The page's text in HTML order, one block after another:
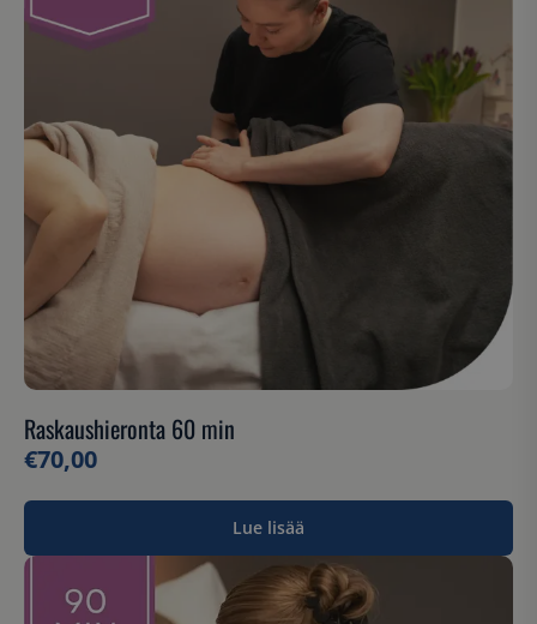
Raskaushieronta 60 min
€70,00
Lue lisää